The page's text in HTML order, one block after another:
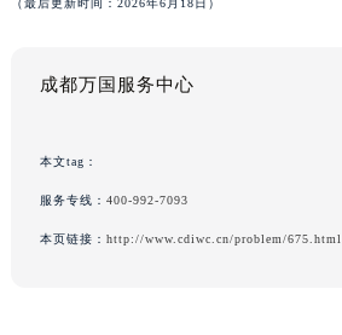
（最后更新时间：2026年6月18日）
成都万国服务中心
本文tag：
服务专线： 400-992-7093
本页链接： http://www.cdiwc.cn/problem/675.html